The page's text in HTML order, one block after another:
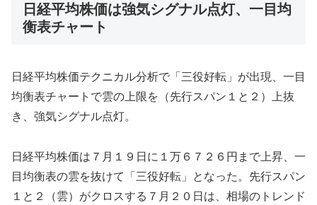
日経平均株価は強気シグナル点灯、一目均
衡表チャート
日経平均株価テクニカル分析で「三役好転」が出現、一目
均衡表チャートで雲の上限を（先行スパン１と２）上抜
き、強気シグナル点灯。
日経平均株価は７月１９日に１万６７２６円まで上昇、一
目均衡表の雲を抜けて「三役好転」となった。先行スパン
１と２（雲）がクロスする７月２０日は、相場のトレンド